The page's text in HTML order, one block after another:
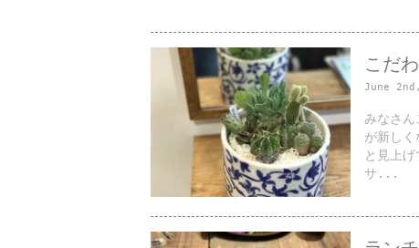
こだ
June
みなさん
が新し
と見上
サ...